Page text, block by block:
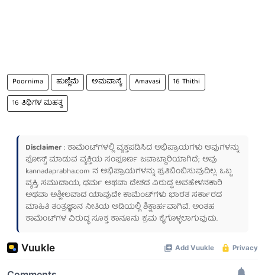
Poornima ಹುಣ್ಣಿಮೆ ಅಮವಾಸ್ಯೆ Amavasi
16 Thithi
16 ತಿಥಿಗಳ ಮಹತ್ವ
Disclaimer: ಕಾಮೆಂಟ್‌ಗಳಲ್ಲಿ ವ್ಯಕ್ತಪಡಿಸಿದ ಅಭಿಪ್ರಾಯಗಳು ಅವುಗಳನ್ನು
ಪೋಸ್ಟ್ ಮಾಡುವ ವ್ಯಕ್ತಿಯ ಸಂಪೂರ್ಣ ಜವಾಬ್ದಾರಿಯಾಗಿದೆ; ಅವು
kannadaprabha.com ನ ಅಭಿಪ್ರಾಯಗಳನ್ನು ಪ್ರತಿಬಿಂಬಿಸುವುದಿಲ್ಲ. ಒಬ್ಬ
ವ್ಯಕ್ತಿ, ಸಮುದಾಯ, ಧರ್ಮ ಅಥವಾ ದೇಶದ ವಿರುದ್ಧ ಅವಹೇಳನಕಾರಿ
ಅಥವಾ ಅಶ್ಲೀಲವಾದ ಯಾವುದೇ ಕಾಮೆಂಟ್‌ಗಳು ಭಾರತ ಸರ್ಕಾರದ
ಮಾಹಿತಿ ತಂತ್ರಜ್ಞಾನ ನೀತಿಯ ಅಡಿಯಲ್ಲಿ ಶಿಕ್ಷಾರ್ಹವಾಗಿವೆ. ಅಂತಹ
ಕಾಮೆಂಟ್‌ಗಳ ವಿರುದ್ಧ ಸೂಕ್ತ ಕಾನೂನು ಕ್ರಮ ಕೈಗೊಳ್ಳಲಾಗುವುದು.